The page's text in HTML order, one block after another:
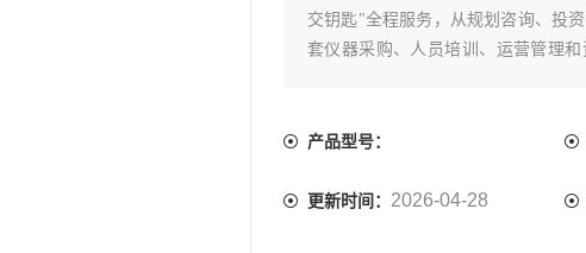
交钥匙"全程服务，从规划咨询、投
套仪器采购、人员培训、运营管理
产品型号：
更新时间： 2026-04-28